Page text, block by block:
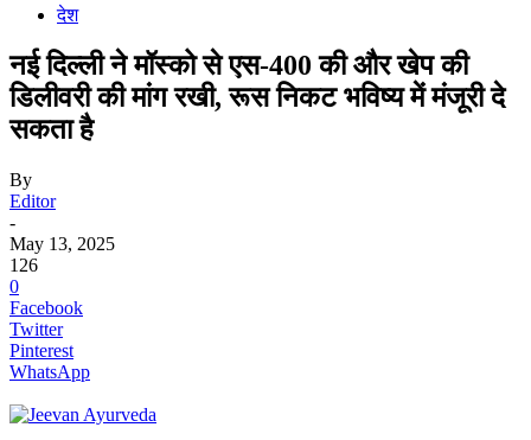
देश
नई दिल्ली ने मॉस्को से एस-400 की और खेप की
डिलीवरी की मांग रखी, रूस निकट भविष्य में मंजूरी दे
सकता है
By
Editor
-
May 13, 2025
126
0
Facebook
Twitter
Pinterest
WhatsApp